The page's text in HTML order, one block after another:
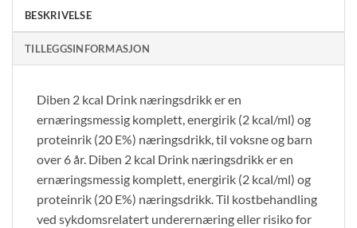
BESKRIVELSE
TILLEGGSINFORMASJON
Diben 2 kcal Drink næringsdrikk er en
ernæringsmessig komplett, energirik (2 kcal/ml) og
proteinrik (20 E%) næringsdrikk, til voksne og barn
over 6 år. Diben 2 kcal Drink næringsdrikk er en
ernæringsmessig komplett, energirik (2 kcal/ml) og
proteinrik (20 E%) næringsdrikk. Til kostbehandling
ved sykdomsrelatert underernæring eller risiko for